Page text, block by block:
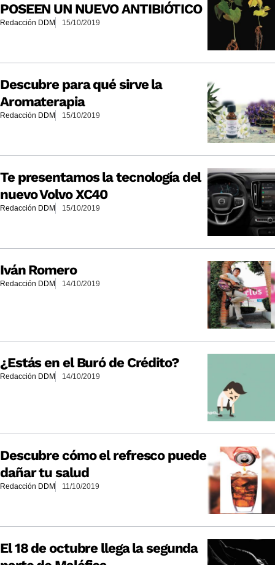
POSEEN UN NUEVO ANTIBIÓTICO
Redacción DDM 15/10/2019
Descubre para qué sirve la
Aromaterapia
Redacción DDM 15/10/2019
Te presentamos la tecnología del
nuevo Volvo XC40
Redacción DDM 15/10/2019
Iván Romero
Redacción DDM 14/10/2019
¿Estás en el Buró de Crédito?
Redacción DDM 14/10/2019
Descubre cómo el refresco puede
dañar tu salud
Redacción DDM 11/10/2019
El 18 de octubre llega la segunda